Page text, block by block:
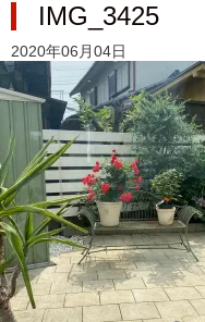
IMG_3425
2020年06月04日